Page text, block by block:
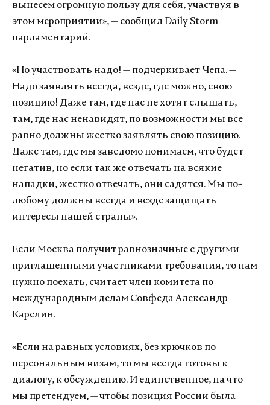
вынесем огромную пользу для себя, участвуя в
этом мероприятии», — сообщил Daily Storm
парламентарий.
«Но участвовать надо! — подчеркивает Чепа. —
Надо заявлять всегда, везде, где можно, свою
позицию! Даже там, где нас не хотят слышать,
там, где нас ненавидят, по возможности мы все
равно должны жестко заявлять свою позицию.
Даже там, где мы заведомо понимаем, что будет
негатив, но если так же отвечать на всякие
нападки, жестко отвечать, они садятся. Мы по-
любому должны всегда и везде защищать
интересы нашей страны».
Если Москва получит равнозначные с другими
приглашенными участниками требования, то нам
нужно поехать, считает член комитета по
международным делам Совфеда Александр
Карелин.
«Если на равных условиях, без крючков по
персональным визам, то мы всегда готовы к
диалогу, к обсуждению. И единственное, на что
мы претендуем, — чтобы позиция России была